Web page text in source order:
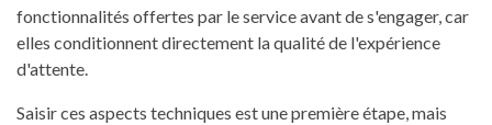
fonctionnalités offertes par le service avant de s'engager, car
elles conditionnent directement la qualité de l'expérience
d'attente.
Saisir ces aspects techniques est une première étape, mais